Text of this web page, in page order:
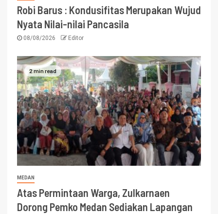
Robi Barus : Kondusifitas Merupakan Wujud
Nyata Nilai-nilai Pancasila
08/08/2026 Editor
2 min read
MEDAN
Atas Permintaan Warga, Zulkarnaen
Dorong Pemko Medan Sediakan Lapangan